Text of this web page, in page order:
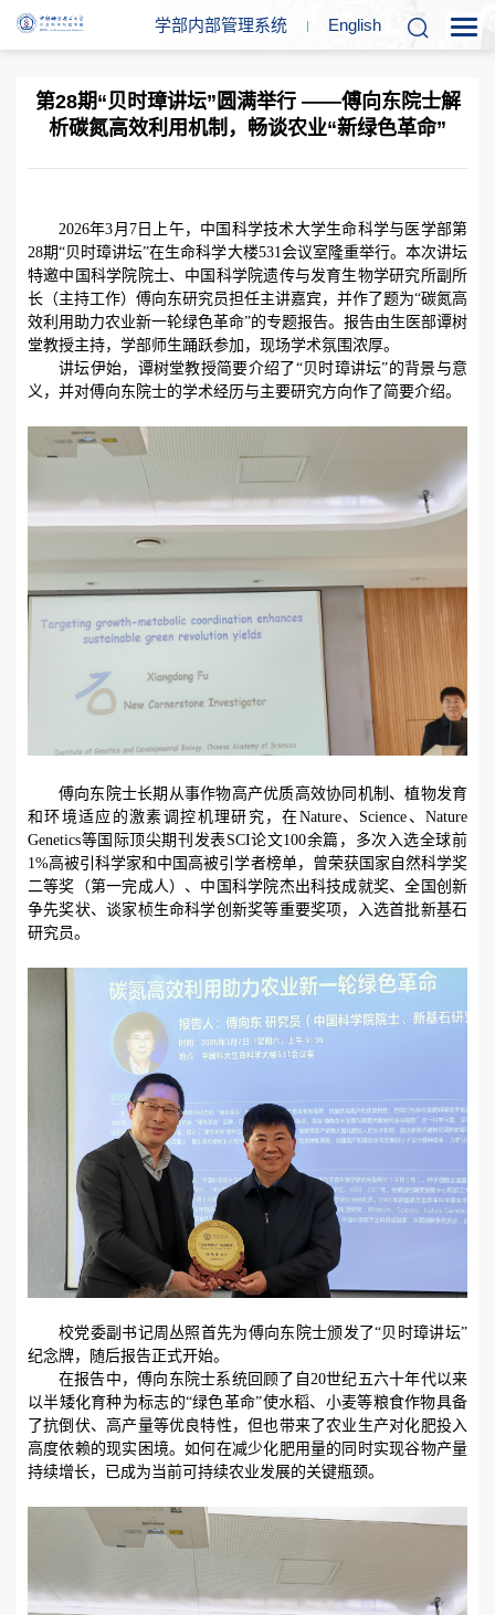
学部内部管理系统 English
第28期“贝时璋讲坛”圆满举行 ——傅向东院士解
析碳氮高效利用机制，畅谈农业“新绿色革命”
2026年3月 7日上午，中国科学技术大学生命科学与医学部第
28期“贝时璋讲坛”在生命科学大楼531会议室隆重举行。本次讲坛
特邀中国科学院院士、中国科学院遗传与发育生物学研究所副所
长（主持工作）傅向东研究员担任主讲嘉宾，并作了题为“碳氮高
效利用助力农业新一轮绿色革命”的专题报告。报告由生医部谭树
堂教授主持，学部师生踊跃参加，现场学术氛围浓厚。
讲坛伊始，谭树堂教授简要介绍了“贝时璋讲坛”的背景与意
义，并对傅向东院士的学术经历与主要研究方向作了简要介绍。
傅向东院士长期从事作物高产优质高效协同机制、植物发育
和环境适应的激素调控机理研究，在Nature、 Science 、Nature
Genetics等国际顶尖期刊发表 SCI论文100余篇，多次入选全球前
1%高被引科学家和中国高被引学者榜单，曾荣获国家自然科学奖
二等奖（第一完成人）、中国科学院杰出科技成就奖、全国创新
争先奖状、谈家桢生命科学创新奖等重要奖项，入选首批新基石
研究员。
校党委副书记周丛照首先为傅向东院士颁发了“贝时璋讲坛”
纪念牌，随后报告正式开始。
在报告中，傅向东院士系统回顾了自 20世纪五六十年代以来
以半矮化育种为标志的“绿色革命”使水稻、小麦等粮食作物具备
了抗倒伏、高产量等优良特性，但也带来了农业生产对化肥投入
高度依赖的现实困境。如何在减少化肥用量的同时实现谷物产量
持续增长，已成为当前可持续农业发展的关键瓶颈。